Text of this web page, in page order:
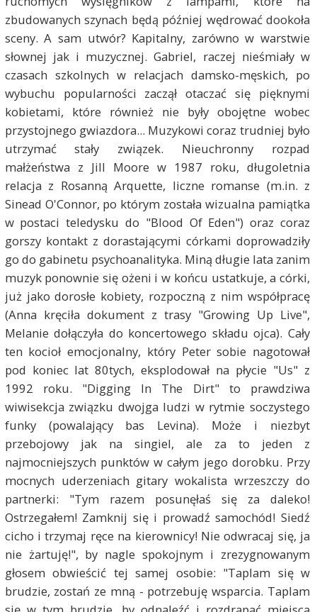
zbudowanych szynach będą później wędrować dookoła
sceny. A sam utwór? Kapitalny, zarówno w warstwie
słownej jak i muzycznej. Gabriel, raczej nieśmiały w
czasach szkolnych w relacjach damsko-męskich, po
wybuchu popularności zaczął otaczać się pięknymi
kobietami, które również nie były obojętne wobec
przystojnego gwiazdora... Muzykowi coraz trudniej było
utrzymać stały związek. Nieuchronny rozpad
małżeństwa z Jill Moore w 1987 roku, długoletnia
relacja z Rosanną Arquette, liczne romanse (m.in. z
Sinead O'Connor, po którym została wizualna pamiątka
w postaci teledysku do "Blood Of Eden") oraz coraz
gorszy kontakt z dorastającymi córkami doprowadziły
go do gabinetu psychoanalityka. Miną długie lata zanim
muzyk ponownie się ożeni i w końcu ustatkuje, a córki,
już jako dorosłe kobiety, rozpoczną z nim współpracę
(Anna kręciła dokument z trasy "Growing Up Live",
Melanie dołączyła do koncertowego składu ojca). Cały
ten kocioł emocjonalny, który Peter sobie nagotował
pod koniec lat 80tych, eksplodował na płycie "Us" z
1992 roku. "Digging In The Dirt" to prawdziwa
wiwisekcja związku dwojga ludzi w rytmie soczystego
funky (powalający bas Levina). Może i niezbyt
przebojowy jak na singiel, ale za to jeden z
najmocniejszych punktów w całym jego dorobku. Przy
mocnych uderzeniach gitary wokalista wrzeszczy do
partnerki: "Tym razem posunęłaś się za daleko!
Ostrzegałem! Zamknij się i prowadź samochód! Siedź
cicho i trzymaj ręce na kierownicy! Nie odwracaj się, ja
nie żartuję!", by nagle spokojnym i zrezygnowanym
głosem obwieścić tej samej osobie: "Taplam się w
brudzie, zostań ze mną - potrzebuję wsparcia. Taplam